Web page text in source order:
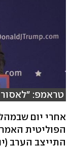
טראמפ: "לאסור
אחרי יום
הפוליטית
התייצב הערב